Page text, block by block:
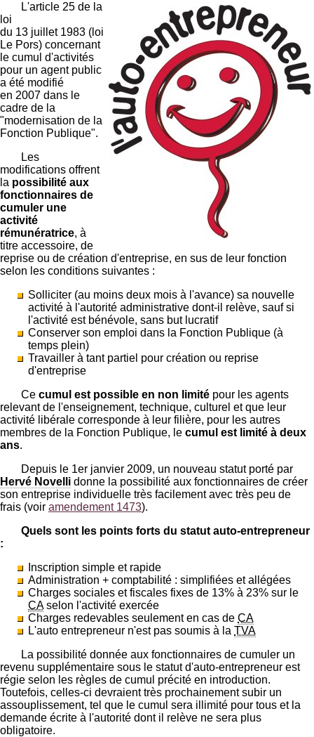
L'article 25 de la
loi
du 13 juillet 1983 (loi
Le Pors) concernant
le cumul d'activités
pour un agent public
a été modifié
en 2007 dans le
cadre de la
"modernisation de la
Fonction Publique".
Les
modifications offrent
la possibilité aux
fonctionnaires de
cumuler une
activité
rémunératrice, à
titre accessoire, de
reprise ou de création d'entreprise, en sus de leur fonction
selon les conditions suivantes :
Solliciter (au moins deux mois à l'avance) sa nouvelle
activité à l'autorité administrative dont-il relève, sauf si
l'activité est bénévole, sans but lucratif
Conserver son emploi dans la Fonction Publique (à
temps plein)
Travailler à tant partiel pour création ou reprise
d'entreprise
Ce cumul est possible en non limité pour les agents
relevant de l'enseignement, technique, culturel et que leur
activité libérale corresponde à leur filière, pour les autres
membres de la Fonction Publique, le cumul est limité à deux
ans.
Depuis le 1er janvier 2009, un nouveau statut porté par
Hervé Novelli donne la possibilité aux fonctionnaires de créer
son entreprise individuelle très facilement avec très peu de
frais (voir amendement 1473).
Quels sont les points forts du statut auto-entrepreneur
:
Inscription simple et rapide
Administration + comptabilité : simplifiées et allégées
Charges sociales et fiscales fixes de 13% à 23% sur le
CAselon l'activité exercée
Charges redevables seulement en cas de CA
L'auto entrepreneur n'est pas soumis à la TVA
La possibilité donnée aux fonctionnaires de cumuler un
revenu supplémentaire sous le statut d'auto-entrepreneur est
régie selon les règles de cumul précité en introduction.
Toutefois, celles-ci devraient très prochainement subir un
assouplissement, tel que le cumul sera illimité pour tous et la
demande écrite à l'autorité dont il relève ne sera plus
obligatoire.